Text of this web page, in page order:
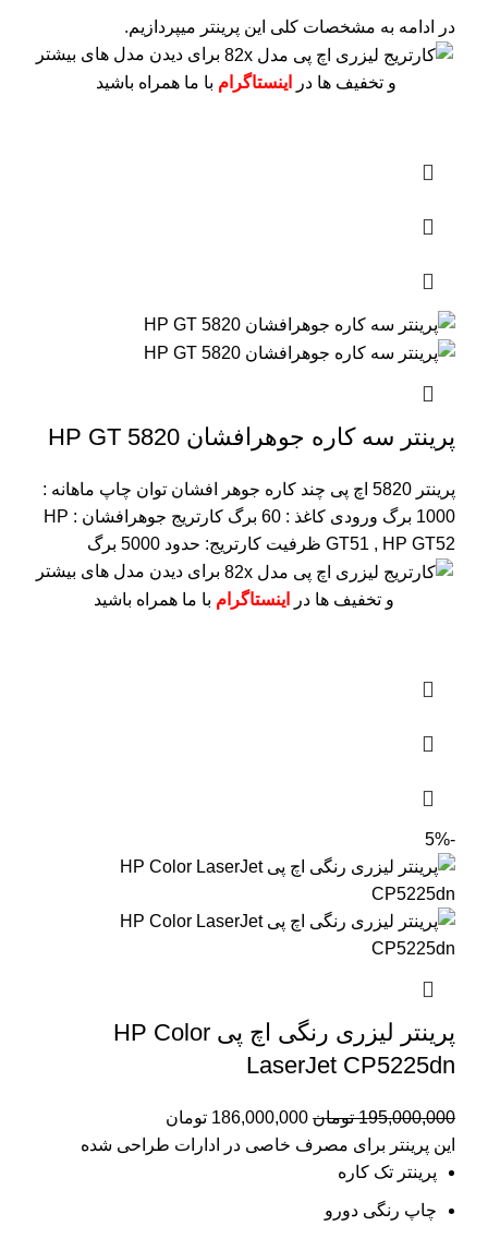
در ادامه به مشخصات کلی این پرینتر میپردازیم.
برای دیدن مدل های بیشتر
و تخفیف ها در
اینستاگرام با ما همراه باشید
پرینتر سه کاره جوهرافشان HP GT 5820
پرینتر 5820 اچ پی چند کاره جوهر افشان
توان چاپ ماهانه :
1000 برگ
ورودی کاغذ : 60 برگ
کارتریج جوهرافشان : HP
GT51 , HP GT52 ظرفیت کارتریج: حدود 5000 برگ
برای دیدن مدل های بیشتر
و تخفیف ها در
اینستاگرام با ما همراه باشید
-5%
پرینتر لیزری رنگی اچ پی HP Color
LaserJet CP5225dn
195,000,000 تومان 186,000,000 تومان
این پرینتر برای مصرف خاصی در ادارات طراحی شده
پرینتر تک کاره
چاپ رنگی دورو